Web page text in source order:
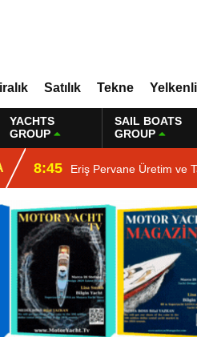
Satılık Tekne Yelkenli
YACHTS
GROUP
SAIL BOATS
GROUP
8:45 Eriş Pervane Üretim ve